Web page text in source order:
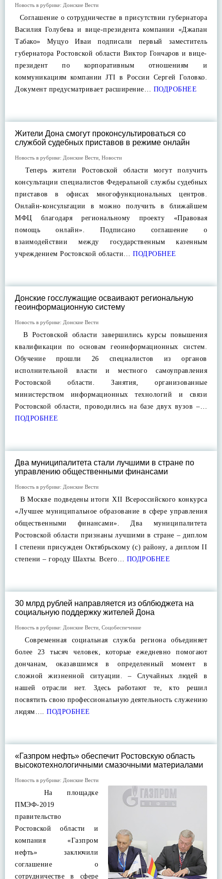
Новость в рубрике: Донские Вести
Соглашение о сотрудничестве в присутствии губернатора
Василия Голубева и вице-президента компании «Джапан
Табако» Муцуо Иваи подписали первый заместитель
губернатора Ростовской области Виктор Гончаров и вице-
президент по корпоративным отношениям и
коммуникациям компании JTI в России Сергей Головко.
Документ предусматривает расширение… ПОДРОБНЕЕ
Жители Дона смогут проконсультироваться со
службой судебных приставов в режиме онлайн
Новость в рубрике: Донские Вести Новости
Теперь жители Ростовской области могут получить
консультации специалистов Федеральной службы судебных
приставов в офисах многофункциональных центров.
Онлайн-консультации в можно получить в ближайшем
МФЦ благодаря региональному проекту «Правовая
помощь онлайн». Подписано соглашение о
взаимодействии между государственным казенным
учреждением Ростовской области… ПОДРОБНЕЕ
Донские госслужащие осваивают региональную
геоинформационную систему
Новость в рубрике: Донские Вести
В Ростовской области завершились курсы повышения
квалификации по основам геоинформационных систем.
Обучение прошли 26 специалистов из органов
исполнительной власти и местного самоуправления
Ростовской области. Занятия, организованные
министерством информационных технологий и связи
Ростовской области, проводились на базе двух вузов –…
ПОДРОБНЕЕ
Два муниципалитета стали лучшими в стране по
управлению общественными финансами
Новость в рубрике: Донские Вести
В Москве подведены итоги XII Всероссийского конкурса
«Лучшее муниципальное образование в сфере управления
общественными финансами». Два муниципалитета
Ростовской области признаны лучшими в стране – диплом
I степени присужден Октябрьскому (с) району, а диплом II
степени – городу Шахты. Всего… ПОДРОБНЕЕ
30 млрд рублей направляется из облбюджета на
социальную поддержку жителей Дона
Новость в рубрике: Донские Вести Соцобеспечение
Современная социальная служба региона объединяет
более 23 тысяч человек, которые ежедневно помогают
дончанам, оказавшимся в определенный момент в
сложной жизненной ситуации. – Случайных людей в
нашей отрасли нет. Здесь работают те, кто решил
посвятить свою профессиональную деятельность служению
людям…. ПОДРОБНЕЕ
«Газпром нефть» обеспечит Ростовскую область
высокотехнологичными смазочными материалами
Новость в рубрике: Донские Вести
На площадке
ПМЭФ-2019
правительство
Ростовской области и
компания «Газпром
нефть» заключили
соглашение о
сотрудничестве в сфере